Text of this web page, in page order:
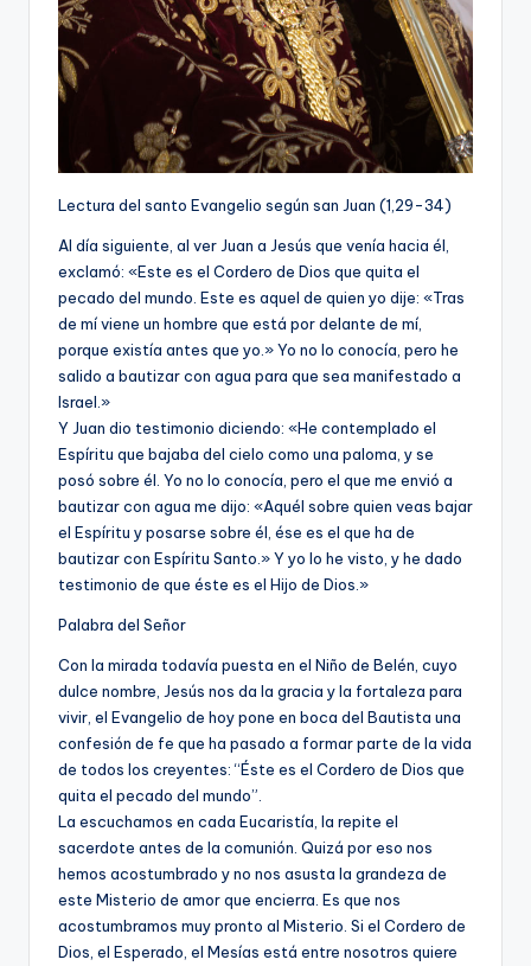
Lectura del santo Evangelio según san Juan (1,29-34)
Al día siguiente, al ver Juan a Jesús que venía hacia él,
exclamó: «Este es el Cordero de Dios que quita el
pecado del mundo. Este es aquel de quien yo dije: «Tras
de mí viene un hombre que está por delante de mí,
porque existía antes que yo.» Yo no lo conocía, pero he
salido a bautizar con agua para que sea manifestado a
Israel.»
Y Juan dio testimonio diciendo: «He contemplado el
Espíritu que bajaba del cielo como una paloma, y se
posó sobre él. Yo no lo conocía, pero el que me envió a
bautizar con agua me dijo: «Aquél sobre quien veas bajar
el Espíritu y posarse sobre él, ése es el que ha de
bautizar con Espíritu Santo.» Y yo lo he visto, y he dado
testimonio de que éste es el Hijo de Dios.»
Palabra del Señor
Con la mirada todavía puesta en el Niño de Belén, cuyo
dulce nombre, Jesús nos da la gracia y la fortaleza para
vivir, el Evangelio de hoy pone en boca del Bautista una
confesión de fe que ha pasado a formar parte de la vida
de todos los creyentes: “Éste es el Cordero de Dios que
quita el pecado del mundo”.
La escuchamos en cada Eucaristía, la repite el
sacerdote antes de la comunión. Quizá por eso nos
hemos acostumbrado y no nos asusta la grandeza de
este Misterio de amor que encierra. Es que nos
acostumbramos muy pronto al Misterio. Si el Cordero de
Dios, el Esperado, el Mesías está entre nosotros quiere